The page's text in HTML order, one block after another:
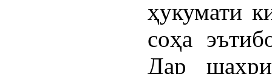
ҳукумати
соҳа
Дар